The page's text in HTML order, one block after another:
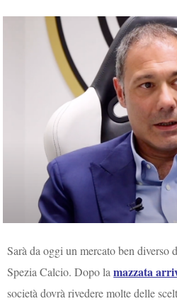
Sarà da oggi un mercato ben
Spezia Calcio. Dopo lamazzata
società dovrà rivedere molte delle